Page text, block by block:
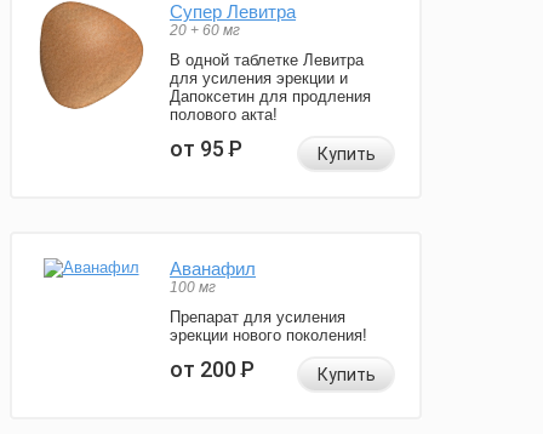
Супер Левитра
20 + 60 мг
В одной таблетке Левитра
для усиления эрекции и
Дапоксетин для продления
полового акта!
от 95Р Купить
Аванафил
100 мг
Препарат для усиления
эрекции нового поколения!
от 200Р Купить